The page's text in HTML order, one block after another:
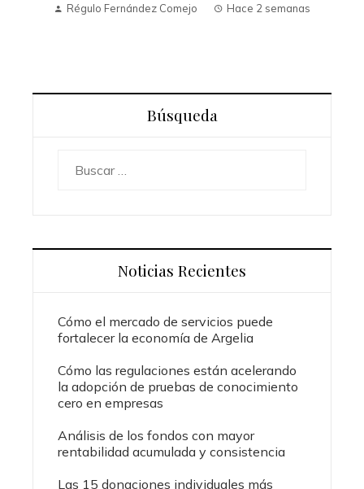
Régulo Fernández Comejo Hace 2 semanas
Búsqueda
Noticias Recientes
Cómo el mercado de servicios puede
fortalecer la economía de Argelia
Cómo las regulaciones están acelerando
la adopción de pruebas de conocimiento
cero en empresas
Análisis de los fondos con mayor
rentabilidad acumulada y consistencia
Las 15 donaciones individuales más